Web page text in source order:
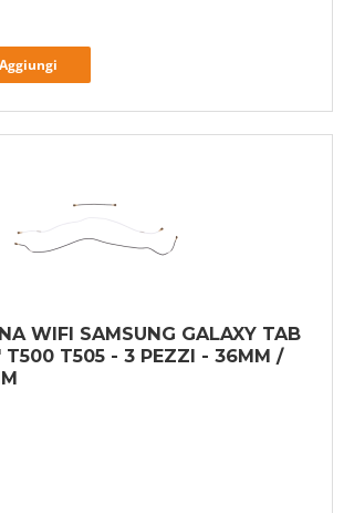
WIFI SAMSUNG GALAXY TAB
T505 - 3 PEZZI - 36MM /